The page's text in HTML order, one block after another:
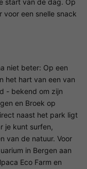
start van de dag. Op
een snelle snack
niet beter: Op een
het hart van een van
- bekend om zijn
en Broek op
naast het park ligt
je kunt surfen,
van de natuur. Voor
in Bergen aan
Eco Farm en